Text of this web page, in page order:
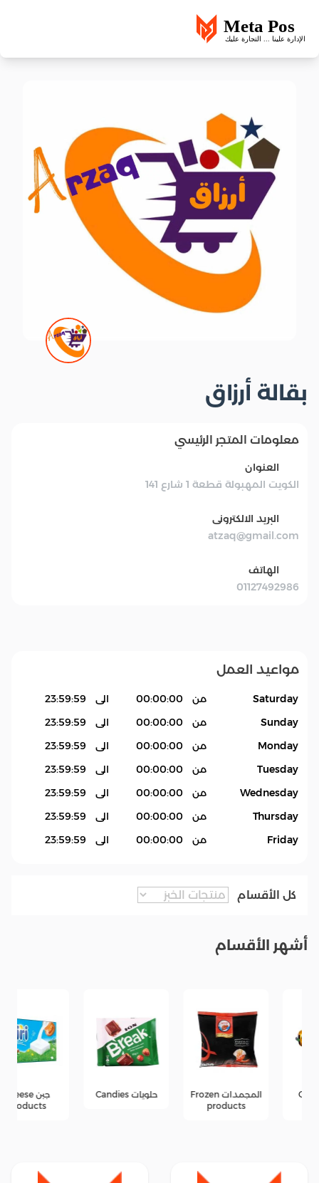
بقالة أرزاق
معلومات المتجر الرئيسي
العنوان
الكويت المهبولة قطعة 1 شارع 141
البريد الالكترونى
atzaq@gmail.com
الهاتف
01127492986
مواعيد العمل
Saturday من 00:00:00 الى
23:59:59
Sunday
من 00:00:00 الى
23:59:59
Monday
من 00:00:00 الى
23:59:59
Tuesday
من 00:00:00 الى
23:59:59
Wednesday
من 00:00:00 الى
23:59:59
Thursday
من 00:00:00 الى
23:59:59
Friday
من 00:00:00 الى 23:59:59
كل الأقسام
أشهر الأقسام
المجمدات Frozen
products
جبن Cheese
products